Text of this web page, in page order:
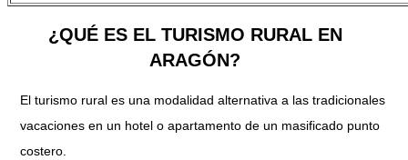
¿QUÉ ES EL TURISMO RURAL EN
ARAGÓN?
El turismo rural es una modalidad alternativa a las tradicionales
vacaciones en un hotel o apartamento de un masificado punto
costero.